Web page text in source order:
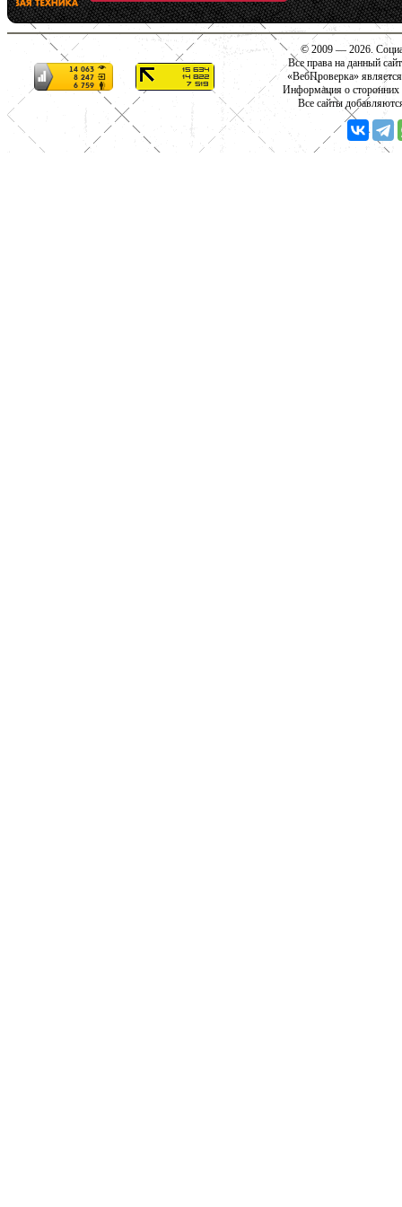
© 2009 — 2026.
Все права на данный
«ВебПроверка»
Информация о сторонних
Все сайты